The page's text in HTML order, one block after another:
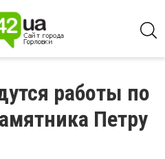
работы по
Петру